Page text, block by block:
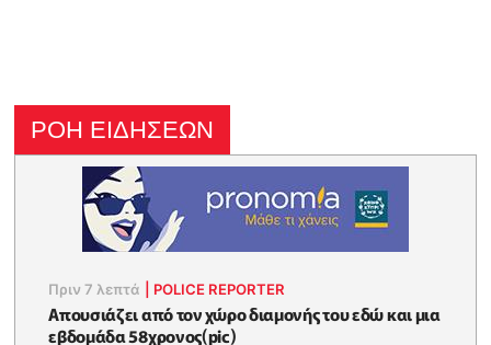
ΡΟΗ ΕΙΔΗΣΕΩΝ
Πριν 7 λεπτά POLICE REPORTER
Απουσιάζει από τον χώρο διαμονής του εδώ και μια
εβδομάδα 58χρονος(pic)